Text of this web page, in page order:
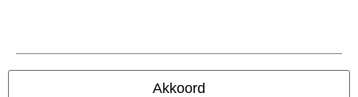
Akkoord
Betaalmethodes